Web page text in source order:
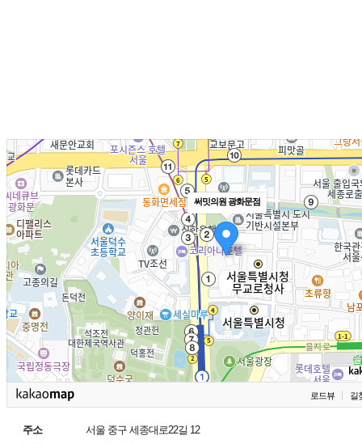
써밋의원 광화문점
로드뷰 길
주소
서울 중구 세종대로22길 12